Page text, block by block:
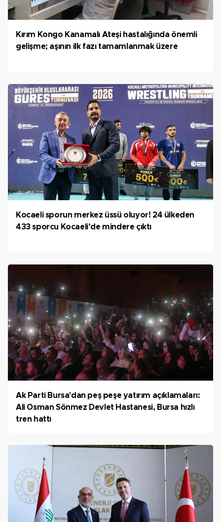
Kırım Kongo Kanamalı Ateşi hastalığında önemli
gelişme; aşının ilk fazı tamamlanmak üzere
Kocaeli sporun merkez üssü oluyor! 24 ülkeden
433 sporcu Kocaeli’de mindere çıktı
Ak Parti Bursa'dan peş peşe yatırım açıklamaları:
Ali Osman Sönmez Devlet Hastanesi, Bursa hızlı
tren hattı